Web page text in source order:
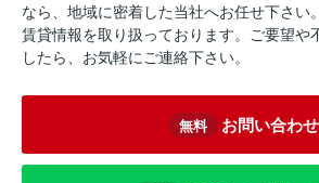
なら、地域に密着した当社へお任せ下さい
賃貸情報を取り扱っております。ご要望や
したら、お気軽にご連絡下さい。
無料 お問い合わせ